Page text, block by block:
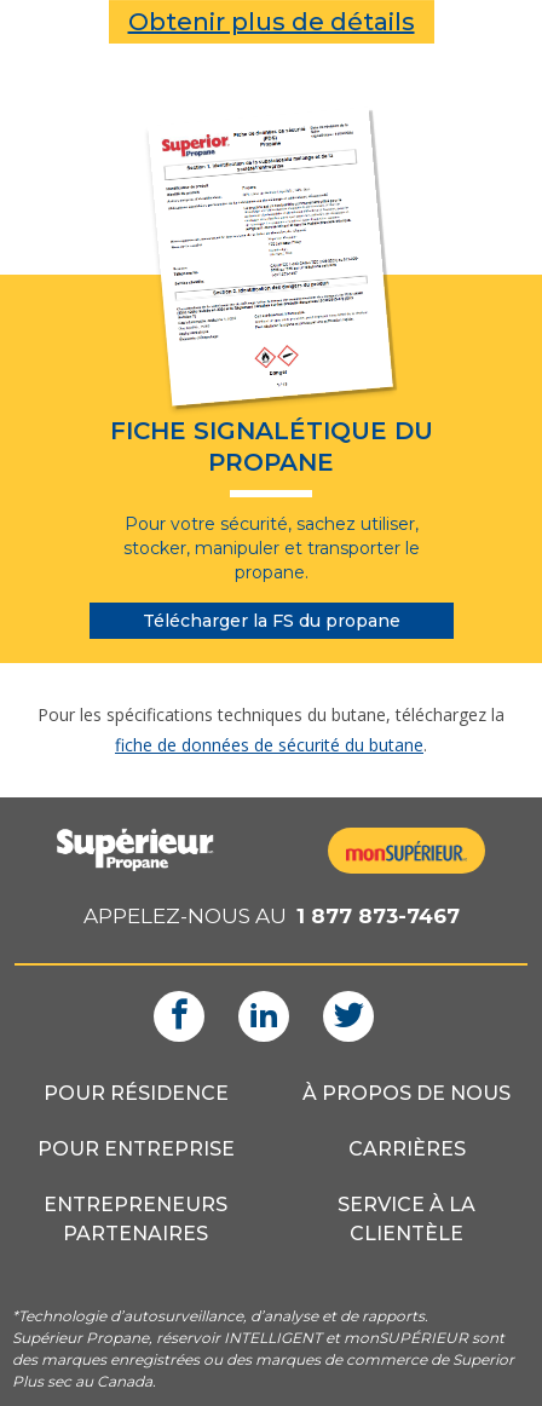
Obtenir plus de détails
FICHE SIGNALÉTIQUE DU
PROPANE
Pour votre sécurité, sachez utiliser,
stocker, manipuler et transporter le
propane.
Télécharger la FS du propane
Pour les spécifications techniques du butane, téléchargez la
fiche de données de sécurité du butane.
APPELEZ-NOUS AU 1 877 873-7467
POUR RÉSIDENCE
POUR ENTREPRISE
ENTREPRENEURS
PARTENAIRES
À PROPOS DE NOUS
CARRIÈRES
SERVICE À LA
CLIENTÈLE
*Technologie d’autosurveillance, d’analyse et de rapports.
Supérieur Propane, réservoir INTELLIGENT et monSUPÉRIEUR sont
des marques enregistrées ou des marques de commerce de Superior
Plus sec au Canada.